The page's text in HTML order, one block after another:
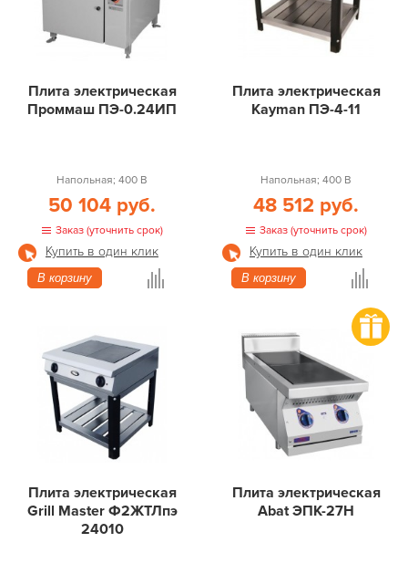
Плита электрическая
Проммаш ПЭ-0.24ИП
Напольная; 400 В
50 104 руб.
Заказ (уточнить срок)
Купить в один клик
В корзину
Плита электрическая
Kayman ПЭ-4-11
Напольная; 400 В
48 512 руб.
Заказ (уточнить срок)
Купить в один клик
В корзину
Плита электрическая
Grill Master Ф2ЖТЛпэ
24010
Плита электрическая
Abat ЭПК-27Н